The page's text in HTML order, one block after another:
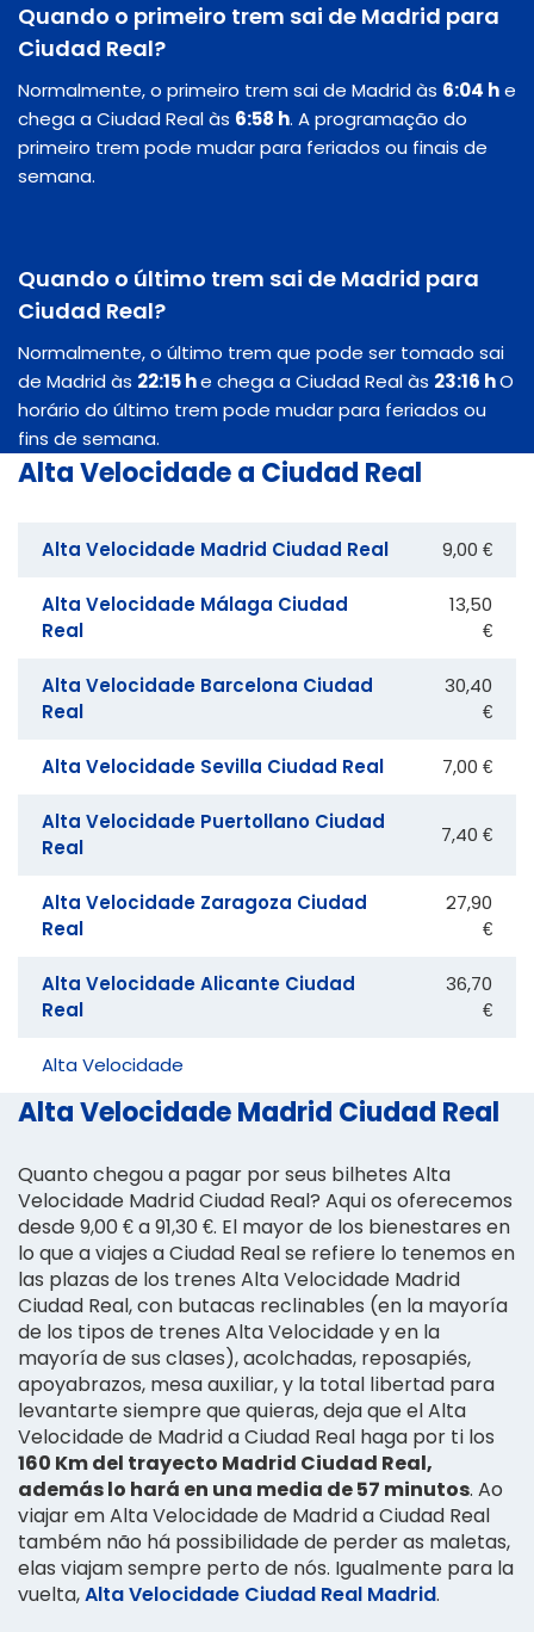
Quando o primeiro trem sai de Madrid para
Ciudad Real?
Normalmente, o primeiro trem sai de Madrid às 6:04 he
chega a Ciudad Real às 6:58 h. A programação do
primeiro trem pode mudar para feriados ou finais de
semana.
Quando o último trem sai de Madrid para
Ciudad Real?
Normalmente, o último trem que pode ser tomado sai
de Madrid às 22:15 he chega a Ciudad Real às 23:16 hO
horário do último trem pode mudar para feriados ou
fins de semana.
Alta Velocidade a Ciudad Real
Alta Velocidade Madrid Ciudad Real 9,00 €
Alta Velocidade Málaga Ciudad
Real
13,50
€
Alta Velocidade Barcelona Ciudad
Real
30,40
€
Alta Velocidade Sevilla Ciudad Real 7,00 €
Alta Velocidade Puertollano Ciudad
Real
7,40 €
Alta Velocidade Zaragoza Ciudad
Real
27,90
€
Alta Velocidade Alicante Ciudad
Real
36,70
€
Alta Velocidade
Alta Velocidade Madrid Ciudad Real
Quanto chegou a pagar por seus bilhetes Alta
Velocidade Madrid Ciudad Real? Aqui os oferecemos
desde 9,00 € a 91,30 €. El mayor de los bienestares en
lo que a viajes a Ciudad Real se refiere lo tenemos en
las plazas de los trenes Alta Velocidade Madrid
Ciudad Real, con butacas reclinables (en la mayoría
de los tipos de trenes Alta Velocidade y en la
mayoría de sus clases), acolchadas, reposapiés,
apoyabrazos, mesa auxiliar, y la total libertad para
levantarte siempre que quieras, deja que el Alta
Velocidade de Madrid a Ciudad Real haga por ti los
160 Km del trayecto Madrid Ciudad Real,
además lo hará en una media de 57 minutos. Ao
viajar em Alta Velocidade de Madrid a Ciudad Real
também não há possibilidade de perder as maletas,
elas viajam sempre perto de nós. Igualmente para la
vuelta,Alta Velocidade Ciudad Real Madrid.